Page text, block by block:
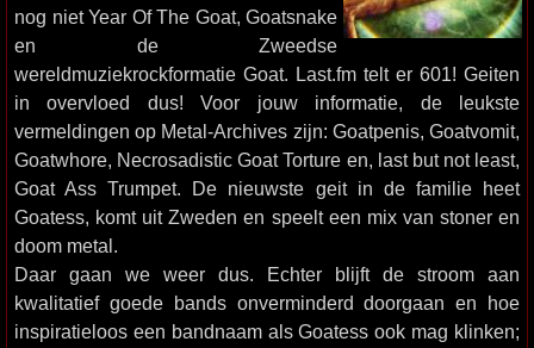
nog niet Year Of The Goat, Goatsnake
en de Zweedse
wereldmuziekrockformatie Goat. Last.fm telt er 601! Geiten
in overvloed dus! Voor jouw informatie, de leukste
vermeldingen op Metal-Archives zijn: Goatpenis, Goatvomit,
Goatwhore, Necrosadistic Goat Torture en, last but not least,
Goat Ass Trumpet. De nieuwste geit in de familie heet
Goatess, komt uit Zweden en speelt een mix van stoner en
doom metal.
Daar gaan we weer dus. Echter blijft de stroom aan
kwalitatief goede bands onverminderd doorgaan en hoe
inspiratieloos een bandnaam als Goatess ook mag klinken;